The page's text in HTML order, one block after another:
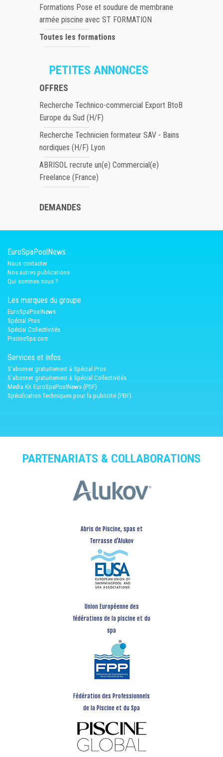
Formations Pose et soudure de membrane
armée piscine avec ST FORMATION
Toutes les formations
PETITES ANNONCES
OFFRES
Recherche Technico-commercial Export BtoB
Europe du Sud (H/F)
Recherche Technicien formateur SAV - Bains
nordiques (H/F) Lyon
ABRISOL recrute un(e) Commercial(e)
Freelance (France)
DEMANDES
EuroSpaPoolNews
Nous contacter
Nos autres publications
Qui sommes nous ?
Les marques du groupe
EuroSpaPoolNews
Spécial Pros
Spécial Collectivités
PiscineSpa.com
Services et Infos
S'abonner gratuitement à Spécial Pros
S'abonner gratuitement à Spécial Collectivités
Media Kit EuroSpaPoolNews (PDF)
Spécification Techniques pour la publicité (PDF)
PARTENARIATS & COLLABORATIONS
Abris de Piscine, spas et
Terrasse d’Alukov
Union Européenne des
fédérations de la piscine et du
spa
Fédération des Professionnels
de la Piscine et du Spa